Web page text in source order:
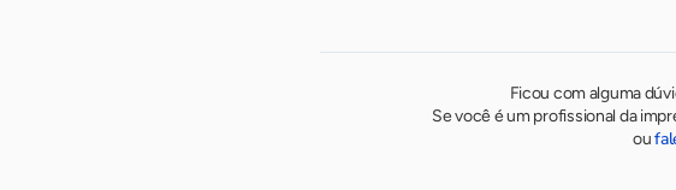
Ficou com alguma
Se você é um profissional da
ou